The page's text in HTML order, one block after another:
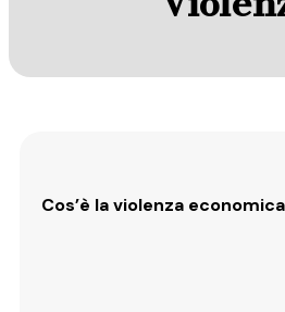
Cos’è la violenza economica